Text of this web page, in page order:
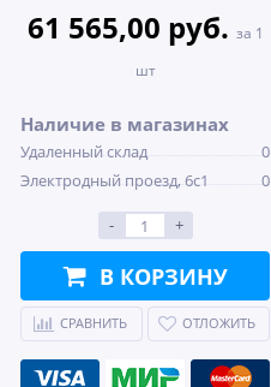
61 565,00 руб. за 1
шт
Наличие в магазинах
Удаленный склад
0
Электродный проезд, 6с1
0
- +
В КОРЗИНУ
СРАВНИТЬ ОТЛОЖИТЬ